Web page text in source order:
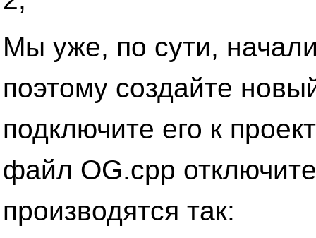
Мы уже, по сути,
поэтому создайте
подключите его к
файл OG.cpp
производятся так: